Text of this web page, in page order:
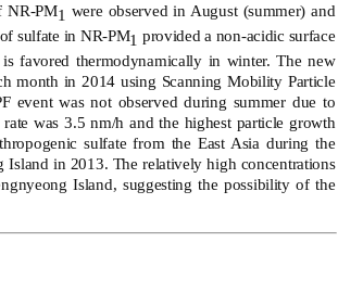
NR-PM1 were observed in August (summer) and
sulfate in NR-PM1 provided a non-acidic surface
favored thermodynamically in winter. The new
month in 2014 using Scanning Mobility Particle
event was not observed during summer due to
was 3.5 nm/h and the highest particle growth
sulfate from the East Asia during the
in 2013. The relatively high concentrations
Island, suggesting the possibility of the